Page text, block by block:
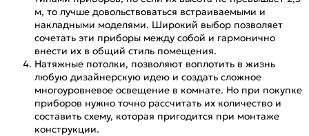
м, то лучше довольствоваться встраиваемыми и
накладными моделями. Широкий выбор позволяет
сочетать эти приборы между собой и гармонично
внести их в общий стиль помещения.
Натяжные потолки, позволяют воплотить в жизнь
любую дизайнерскую идею и создать сложное
многоуровневое освещение в комнате. Но при покупке
приборов нужно точно рассчитать их количество и
составить схему, которая пригодится при монтаже
конструкции.